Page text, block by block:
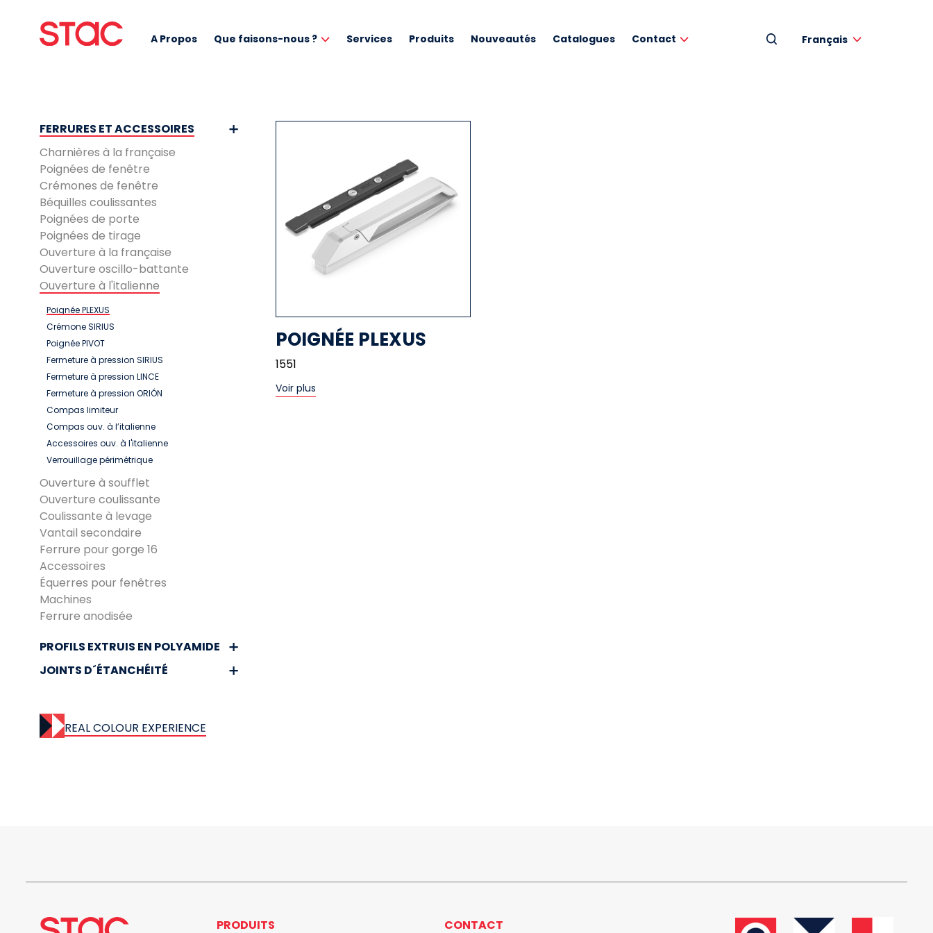
A Propos Que faisons-nous ? Services Produits Nouveautés Catalogues Contact Français
FERRURES ET ACCESSOIRES
Charnières à la française
Poignées de fenêtre
Crémones de fenêtre
Béquilles coulissantes
Poignées de porte
Poignées de tirage
Ouverture à la française
Ouverture oscillo-battante
Ouverture à l'italienne
Poignée PLEXUS
Crémone SIRIUS
Poignée PIVOT
Fermeture à pression SIRIUS
Fermeture à pression LINCE
Fermeture à pression ORIÓN
Compas limiteur
Compas ouv. à l’italienne
Accessoires ouv. à l'italienne
Verrouillage périmétrique
Ouverture à soufflet
Ouverture coulissante
Coulissante à levage
Vantail secondaire
Ferrure pour gorge 16
Accessoires
Équerres pour fenêtres
Machines
Ferrure anodisée
PROFILS EXTRUIS EN POLYAMIDE
JOINTS D´ÉTANCHÉITÉ
REAL COLOUR EXPERIENCE
POIGNÉE PLEXUS
1551
Voir plus
PRODUITS CONTACT